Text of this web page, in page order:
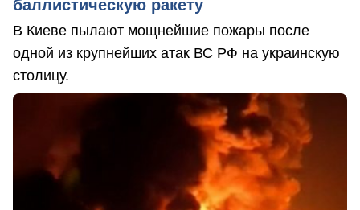
баллистическую ракету
В Киеве пылают мощнейшие пожары после
одной из крупнейших атак ВС РФ на украинскую
столицу.